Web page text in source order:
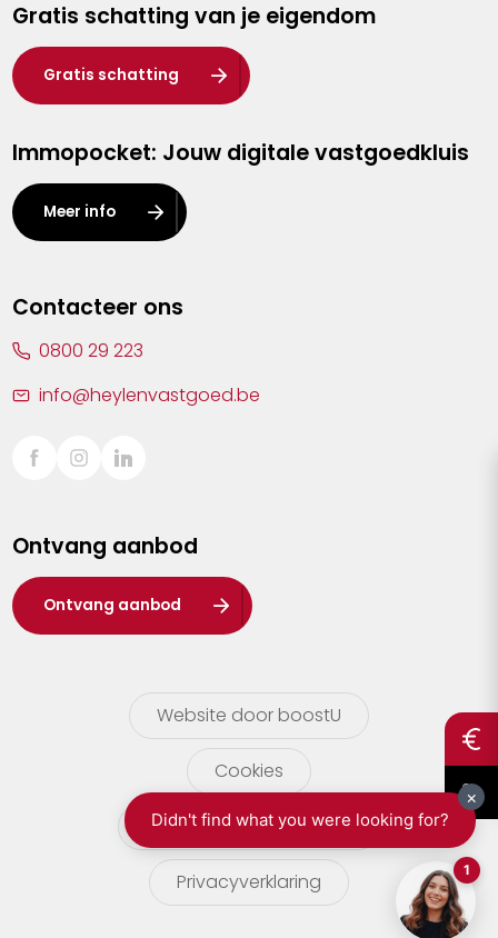
Hasselt
Heist-op-den-Berg
Herentals
Kalmthout
Leuven
Lier
Sint-Truiden
Waasland
Wuustwezel
Zoersel
Gratis schatting van je eigendom
Gratis schatting
Immopocket: Jouw digitale vastgoedkluis
Meer info
Contacteer ons
0800 29 223
info@heylenvastgoed.be
Ontvang aanbod
Ontvang aanbod
Website door boostU
Cookies
gebruikersvoorwaarden
Privacyverklaring